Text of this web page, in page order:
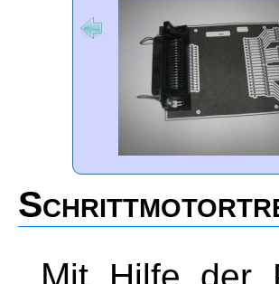
Mit Hilfe der Platine werden die Schrittmotoren mit